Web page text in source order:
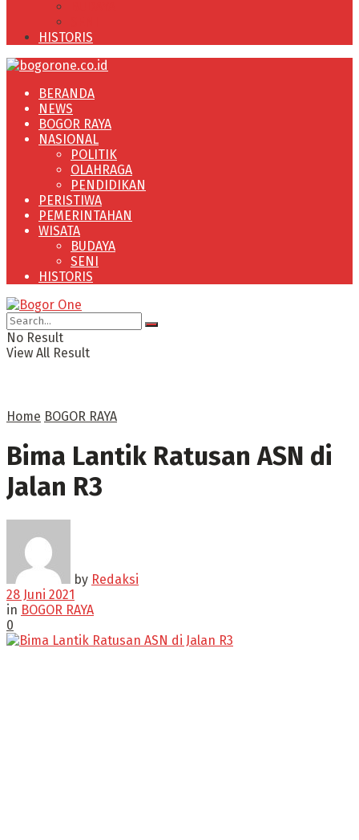
HISTORIS
BERANDA
NEWS
BOGOR RAYA
NASIONAL
POLITIK
OLAHRAGA
PENDIDIKAN
PERISTIWA
PEMERINTAHAN
WISATA
BUDAYA
SENI
HISTORIS
No Result
View All Result
Home BOGOR RAYA
Bima Lantik Ratusan ASN di
Jalan R3
by Redaksi
28 Juni 2021
in BOGOR RAYA
0